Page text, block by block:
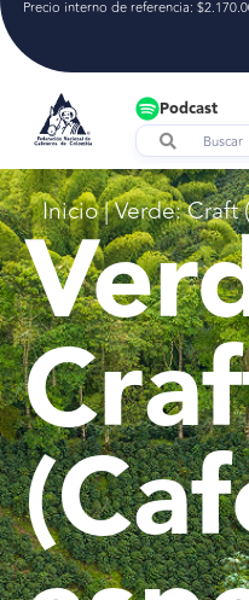
Precio interno de referencia:
Podcast
Inicio|Verde: Craft